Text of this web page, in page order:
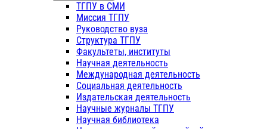
ТГПУ в СМИ
Миссия ТГПУ
Руководство вуза
Структура ТГПУ
Факультеты, институты
Научная деятельность
Международная деятельность
Социальная деятельность
Издательская деятельность
Научные журналы ТГПУ
Научная библиотека